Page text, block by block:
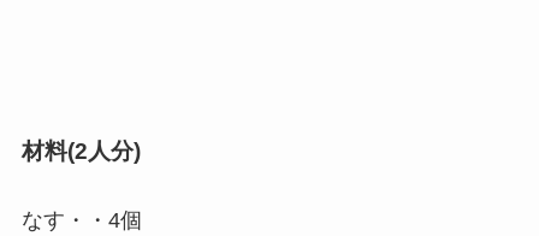
材料(2人分)
なす・・4個